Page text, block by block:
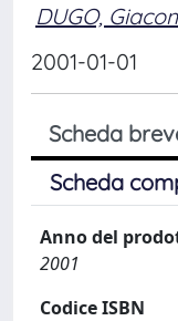
DUGO,
2001-01-01
Scheda
Scheda
Anno del
2001
Codice ISBN